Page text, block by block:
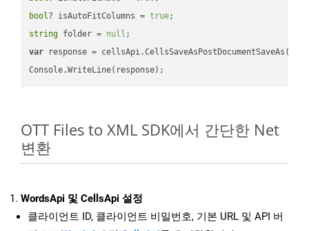
bool? isAutoFitColumns = true
string folder = null
var response =
OTT Files to XML SDK에서 간단한 Net
변환
WordsApi 및 CellsApi 설정
클라이언트 ID, 클라이언트 비밀번호, 기본 URL 및 API 버